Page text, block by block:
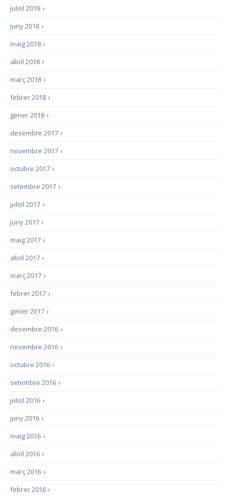
›
juliol 2018
›
juny 2018
›
maig 2018
›
abril 2018
›
març 2018
›
febrer 2018
›
gener 2018
›
desembre 2017
›
novembre 2017
›
octubre 2017
›
setembre 2017
›
juliol 2017
›
juny 2017
›
maig 2017
›
abril 2017
›
març 2017
›
febrer 2017
›
gener 2017
›
desembre 2016
›
novembre 2016
›
octubre 2016
›
setembre 2016
›
juliol 2016
›
juny 2016
›
maig 2016
›
abril 2016
›
març 2016
›
febrer 2016